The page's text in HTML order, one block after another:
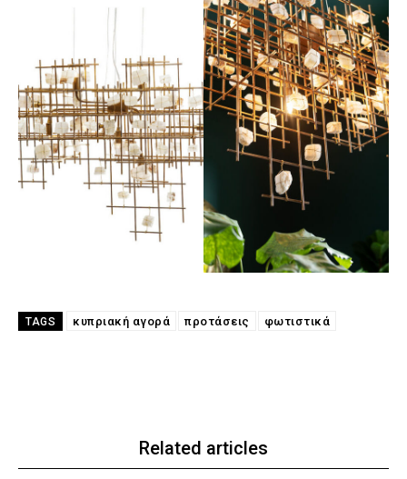
TAGS κυπριακή αγορά προτάσεις φωτιστικά
Related articles